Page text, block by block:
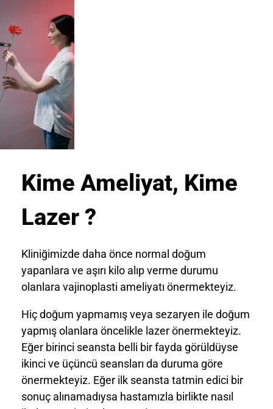
Kime Ameliyat, Kime
Lazer ?
Kliniğimizde daha önce normal doğum
yapanlara ve aşırı kilo alıp verme durumu
olanlara vajinoplasti ameliyatı önermekteyiz.
Hiç doğum yapmamış veya sezaryen ile doğum
yapmış olanlara öncelikle lazer önermekteyiz.
Eğer birinci seansta belli bir fayda görüldüyse
ikinci ve üçüncü seansları da duruma göre
önermekteyiz. Eğer ilk seansta tatmin edici bir
sonuç alınamadıysa hastamızla birlikte nasıl